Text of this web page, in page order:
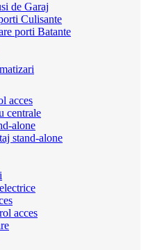
de Garaj
Culisante
porti Batante
acces
centrale
alone
stand-alone
acces